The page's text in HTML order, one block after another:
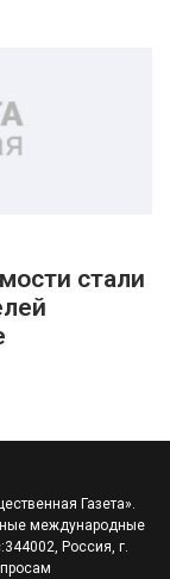
стали
Газета».
международные
Россия, г.